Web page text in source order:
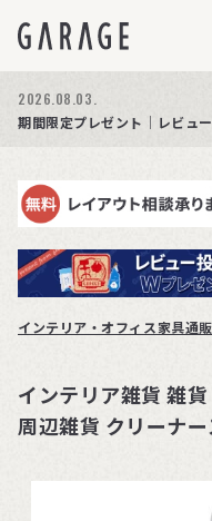
2026.08.03.
商品ページ障害復旧のお知らせ
インテリア・オフィス家具通
インテリア雑貨 雑
周辺雑貨 クリーナ